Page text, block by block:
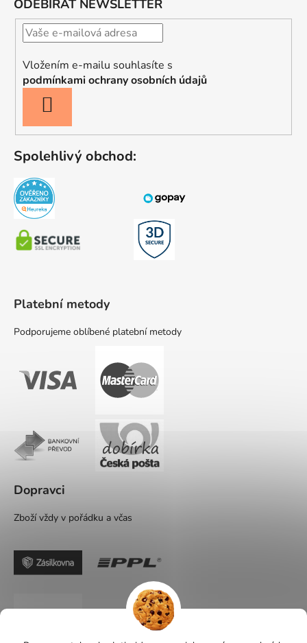
ODEBÍRAT NEWSLETTER
Vložením e-mailu souhlasíte s
podmínkami ochrany osobních údajů
SE
Spolehlivý obchod:
Platební metody
Podporujeme oblíbené platební metody
Dopravci
Zboží vždy v pořádku a včas